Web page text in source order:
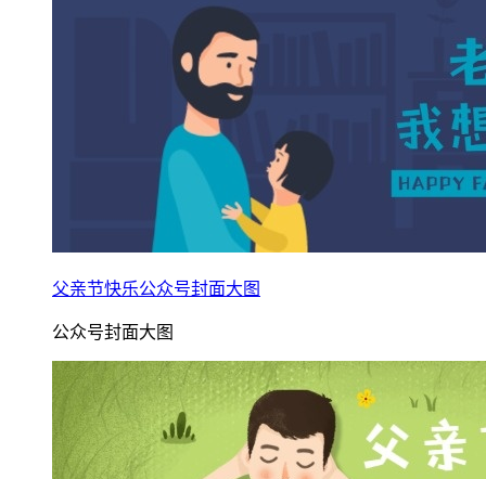
父亲节快乐公众号封面大图
公众号封面大图